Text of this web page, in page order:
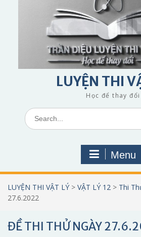
LUYỆN THI
Học để thay đổi
Search
for:
Menu
LUYỆN THI VẬT LÝ > VẬT LÝ 12 > Thi
27.6.2022
ĐỀ THI THỬ NGÀY